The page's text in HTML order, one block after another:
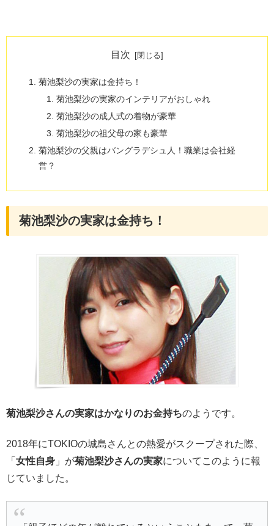
目次
菊池梨沙の実家は金持ち！
菊池梨沙の実家のインテリアがおしゃれ
菊池梨沙の成人式の着物が豪華
菊池梨沙の祖父母の家も豪華
菊池梨沙の父親はバングラデシュ人！職業は会社経
営？
菊池梨沙の実家は金持ち！
菊池梨沙さんの実家はかなりのお金持ちのようです。
2018年にTOKIOの城島さんとの熱愛がスクープされた際、
「 女性自身 」が菊池梨沙さんの実家についてこのように報
じていました。